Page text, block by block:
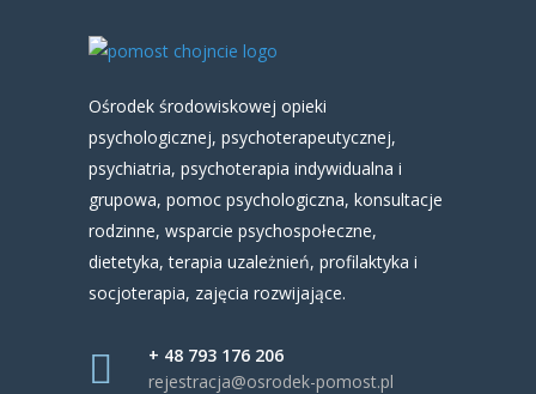
Ośrodek środowiskowej opieki
psychologicznej, psychoterapeutycznej,
psychiatria, psychoterapia indywidualna i
grupowa, pomoc psychologiczna, konsultacje
rodzinne, wsparcie psychospołeczne,
dietetyka, terapia uzależnień, profilaktyka i
socjoterapia, zajęcia rozwijające.
+ 48 793 176 206
rejestracja@osrodek-pomost.pl